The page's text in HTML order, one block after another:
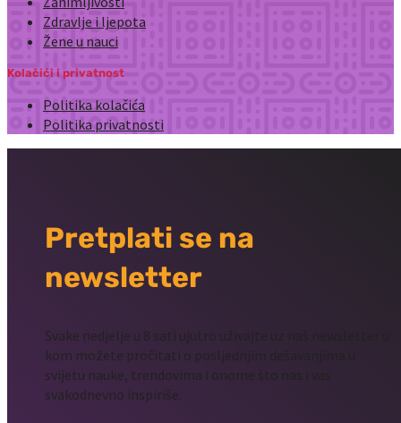
Zdravlje i ljepota
Žene u nauci
Kolačići i privatnost
Politika kolačića
Politika privatnosti
Pretplati se na
newsletter
Svake nedjelje u 8 sati ujutro uživajte uz naš newsletter u
kom možete pročitati o posljednjim dešavanjima u
svijetu nauke, trendovima i onome što nas i vas
svakodnevno inspiriše.